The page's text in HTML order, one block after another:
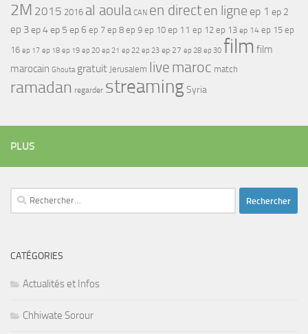
2M 2015 2016 al aoula CAN en directen ligne ep 1 ep 2
ep 3ep 4ep 5 ep 6 ep 7 ep 8 ep 9 ep 10 ep 11 ep 12 ep 13 ep 14 ep 15 ep
16 ep 17 ep 18 ep 19 ep 20 ep 21 ep 22 ep 23 ep 27 ep 28 ep 30 film film
marocain Ghouta gratuit Jerusalem live maroc match
ramadan regarder streamingSyria
PLUS
Rechercher :
CATÉGORIES
Actualités et Infos
Chhiwate Sorour